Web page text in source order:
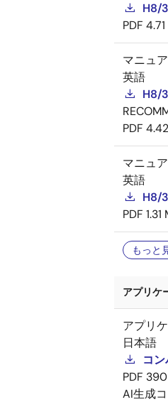
H8/
PDF
マニュ
英語
H8/
PDF
マニュ
英語
H8/
PDF 1.31
もっと
アプリケ
アプリ
日本語
コ
PDF 390
AI生成